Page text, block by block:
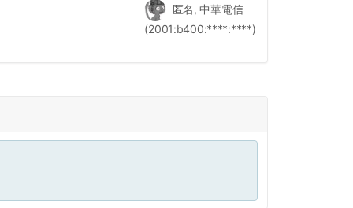
匿名, 中華電信
(2001:b400:****:****)